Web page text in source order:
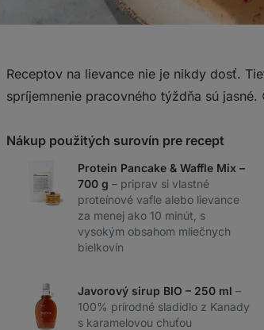
Receptov na lievance nie je nikdy dosť.
spríjemnenie pracovného týždňa sú jasné.
Nákup použitých surovín pre recept
Protein Pancake & Waffle Mix –
700 g – priprav si vlastné
proteínové vafle alebo lievance
za menej ako 10 minút, s
vysokým obsahom mliečnych
bielkovín
Javorový sirup BIO – 250 ml –
100% prírodné sladidlo z Kanady
s karamelovou chuťou